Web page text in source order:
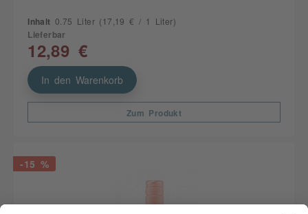
Inhalt 0.75 Liter (17,19 € / 1 Liter)
Lieferbar
12,89 €
In den Warenkorb
Zum Produkt
-15 %